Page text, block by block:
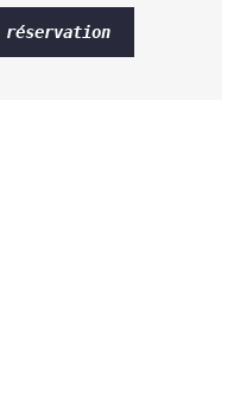
réservation